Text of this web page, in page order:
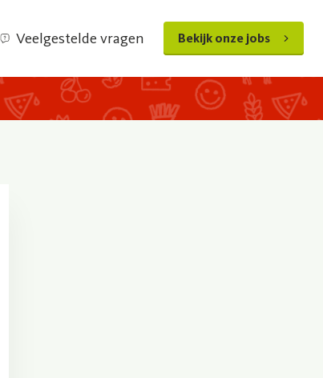
Veelgestelde vragen Bekijk onze jobs